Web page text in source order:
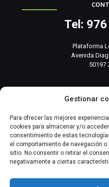
Gestionar
Para ofrecer las mejores
cookies para almacenar y/o
consentimiento de estas
el comportamiento de navegación
sitio. No consentir o retirar el
negativamente a ciertas
Tel:
Plataforma
Avenida
50197
Producto
Automatización